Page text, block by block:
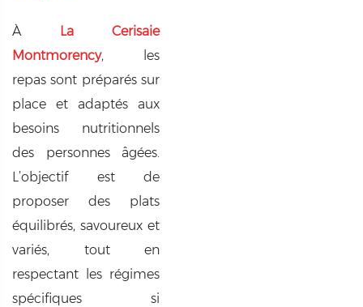
À
La Cerisaie
Montmorency, les
repas sont préparés sur
place et adaptés aux
besoins nutritionnels
des personnes âgées.
L’objectif est de
proposer des plats
équilibrés, savoureux et
variés, tout en
respectant les régimes
spécifiques si